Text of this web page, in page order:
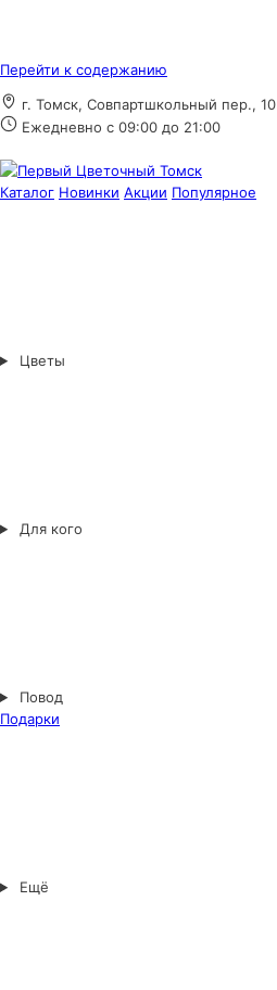
Перейти к содержанию
г. Томск, Совпартшкольный пер., 10
Ежедневно с 09:00 до 21:00
Каталог Новинки Акции Популярное
Цветы
Для кого
Повод
Подарки
Ещё